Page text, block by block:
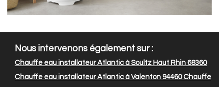
Nous intervenons également sur :
Chauffe eau installateur Atlantic à Soultz Haut Rhin 68360
Chauffe eau installateur Atlantic à Valenton 94460Chauffe